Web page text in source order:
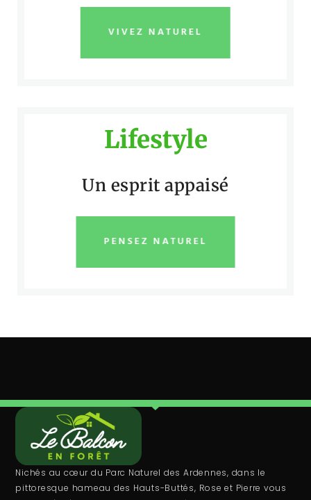
VIVEZ NATUREL
Lifestyle
Un esprit appaisé
PENSEZ NATUREL
Nichés au cœur du Parc Naturel des Ardennes, dans le
pittoresque hameau des Hauts-Buttés, Rose et Pierre vous